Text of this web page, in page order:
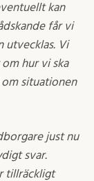
kan
får vi
utvecklas. Vi
hur vi ska
situationen
just nu
svar.
tillräckligt